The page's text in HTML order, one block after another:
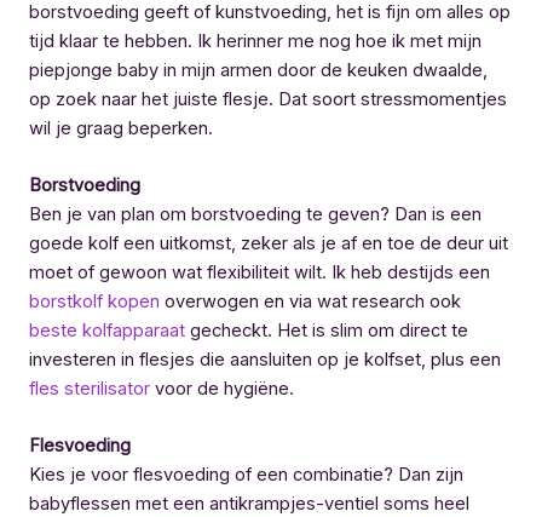
borstvoeding geeft of kunstvoeding, het is fijn om alles op
tijd klaar te hebben. Ik herinner me nog hoe ik met mijn
piepjonge baby in mijn armen door de keuken dwaalde,
op zoek naar het juiste flesje. Dat soort stressmomentjes
wil je graag beperken.
Borstvoeding
Ben je van plan om borstvoeding te geven? Dan is een
goede kolf een uitkomst, zeker als je af en toe de deur uit
moet of gewoon wat flexibiliteit wilt. Ik heb destijds een
borstkolf kopen overwogen en via wat research ook
beste kolfapparaat gecheckt. Het is slim om direct te
investeren in flesjes die aansluiten op je kolfset, plus een
fles sterilisator voor de hygiëne.
Flesvoeding
Kies je voor flesvoeding of een combinatie? Dan zijn
babyflessen met een antikrampjes-ventiel soms heel